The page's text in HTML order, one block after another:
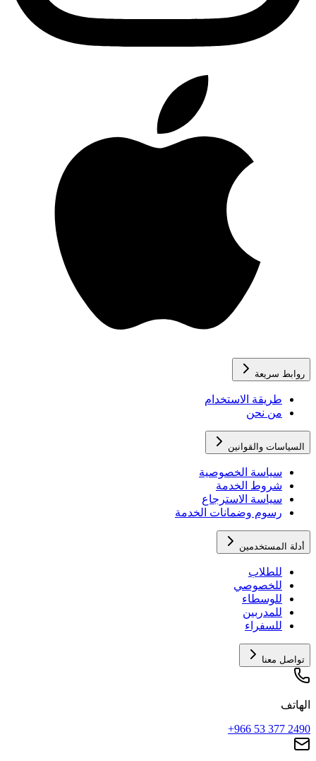
روابط سريعة
طريقة الاستخدام
من نحن
السياسات والقوانين
سياسة الخصوصية
شروط الخدمة
سياسة الاسترجاع
رسوم وضمانات الخدمة
أدلة المستخدمين
للطلاب
للخصوصي
للوسطاء
للمدربين
للسفراء
تواصل معنا
الهاتف
+966 53 377 2490